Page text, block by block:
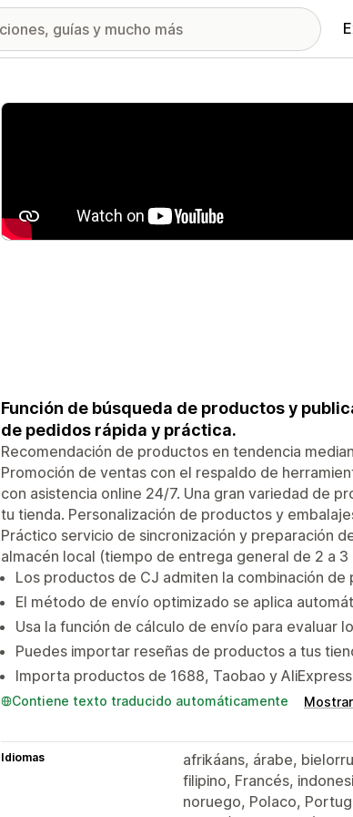
Galería de imágenes destacadas
Función de búsqueda de productos y
de pedidos rápida y práctica.
Recomendación de productos en tendencia
Promoción de ventas con el respaldo de
con asistencia online 24/7. Una gran variedad de
tu tienda. Personalización de productos y
Práctico servicio de sincronización y preparación
almacén local (tiempo de entrega general de 2 a 3
Los productos de CJ admiten la combinación
El método de envío optimizado se aplica
Usa la función de cálculo de envío para evaluar
Puedes importar reseñas de productos a tus
Importa productos de 1688, Taobao y
Contiene texto traducido automáticamente
Idiomas
afrikáans, árabe,
filipino, Francés,
noruego, Polaco,